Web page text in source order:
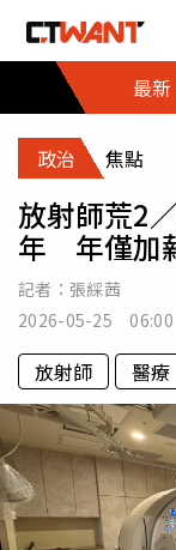
最新
政治 焦點
放射師荒2
年 年僅加
記者： 張綵茜
2026-05-25 06:00
放射師 醫療